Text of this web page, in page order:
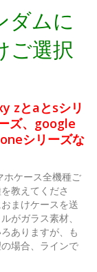
ダムに
ご選択
zとaとsシリ
ズ、google
シリーズな
ホケース全機種ご
教えてくださ
まけケースを送
がガラス素材、
ありますが、も
場合、ラインで